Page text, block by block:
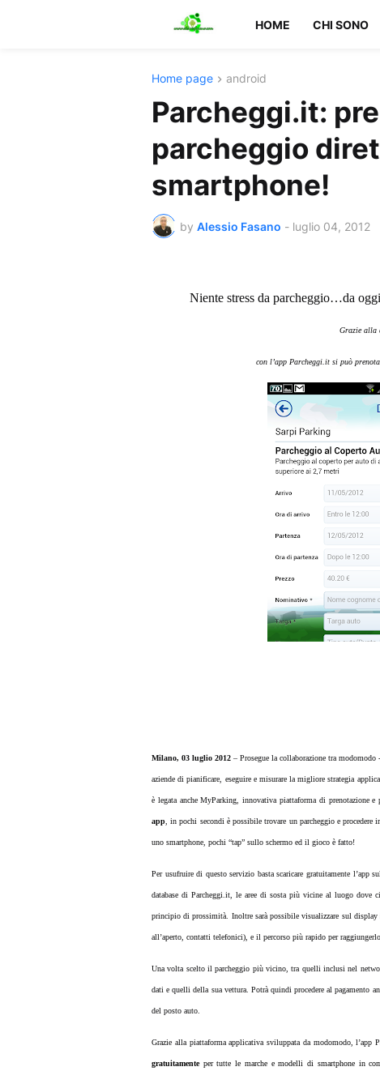
HOME CHI SONO
Home page android
Parcheggi.it:
parcheggio
smartphone!
by Alessio Fasano - luglio 04, 2012
Niente stress da parcheggio…da
Grazie alla
con l’app Parcheggi.it si può
Milano, 03 luglio 2012 – Prosegue la collaborazione tramodomodo
aziende di pianificare, eseguire e misurare la migliore strategia
è legata anche MyParking, innovativa piattaforma di prenotazione e
app ,in pochi secondi è possibile trovare un parcheggio e procedere
uno smartphone, pochi “tap” sullo schermo ed il gioco è fatto!
Per usufruire di questo servizio basta scaricare gratuitamente
database di Parcheggi.it, le aree di sosta più vicine al luogo dove
principio di prossimità. Inoltre sarà possibile visualizzare sul display
all’aperto, contatti telefonici), e il percorso più rapido per raggiungerlo.
Una volta scelto il parcheggio più vicino, tra quelli inclusi nel
dati e quelli della sua vettura. Potrà quindi procedere al pagamento
del posto auto.
Grazie alla piattaforma applicativa sviluppata da modomodo, l’app
gratuitamenteper tutte le marche e modelli di smartphone in